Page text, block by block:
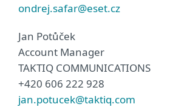
ondrej.safar@eset.cz
Jan Potůček
Account Manager
TAKTIQ COMMUNICATIONS
+420 606 222 928
jan.potucek@taktiq.com